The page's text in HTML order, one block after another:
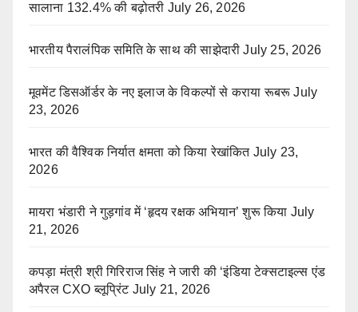
सालाना 132.4% की बढ़ोतरी July 26, 2026
भारतीय पैरालंपिक समिति के साथ की साझेदारी July 25, 2026
मूवमेंट डिसऑर्डर के नए इलाज के विकल्पों से कराया रूबरू July
23, 2026
भारत की वैश्विक निर्यात क्षमता को किया रेखांकित July 23,
2026
मायरा भंडारी ने गुड़गांव में ‘हृदय रक्षक अभियान’ शुरू किया July
21, 2026
कपड़ा मंत्री श्री गिरिराज सिंह ने जारी की ‘इंडिया टेक्सटाइल्स एंड
अपैरल CXO ब्लूप्रिंट July 21, 2026